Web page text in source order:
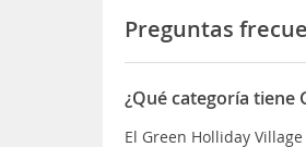
Preguntas
¿Qué categoría tiene
El Green Holliday